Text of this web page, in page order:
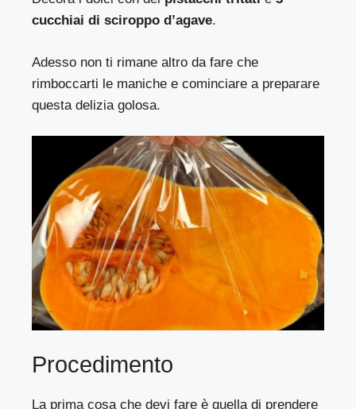
cucchiai di sciroppo d’agave.
Adesso non ti rimane altro da fare che
rimboccarti le maniche e cominciare a preparare
questa delizia golosa.
Procedimento
La prima cosa che devi fare è quella di prendere